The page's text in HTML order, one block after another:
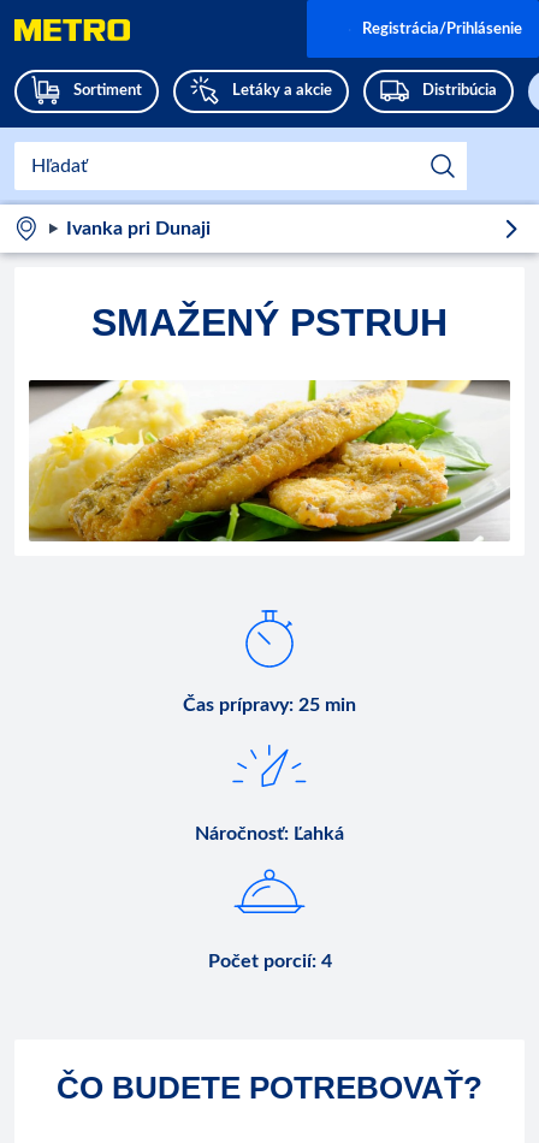
Sortiment Letáky a akcie Distribúcia
Registrácia/Prihlásenie
Ivanka pri Dunaji
SMAŽENÝ PSTRUH
Čas prípravy: 25 min
Náročnosť: Ľahká
Počet porcií: 4
ČO BUDETE POTREBOVAŤ?